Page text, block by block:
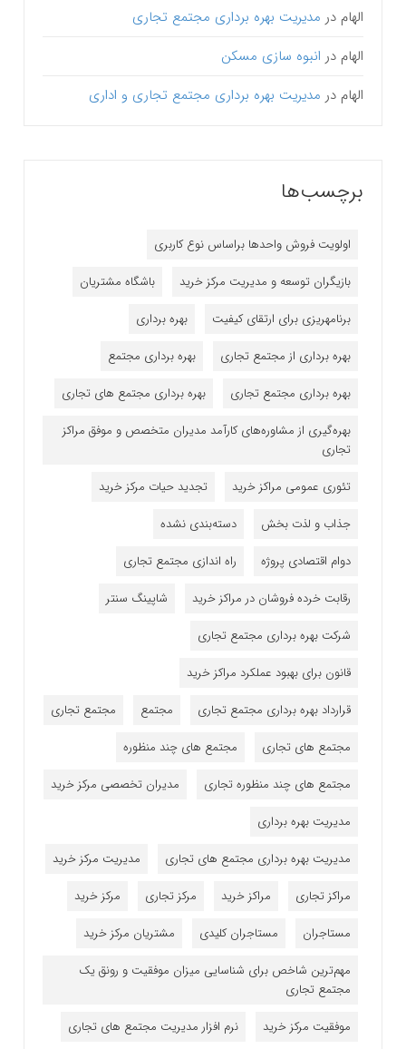
الهام در مدیریت بهره برداری مجتمع تجاری
الهام در انبوه سازی مسکن
الهام در مدیریت بهره برداری مجتمع تجاری و اداری
برچسب‌ها
اولویت فروش واحدها براساس نوع کاربری
بازیگران توسعه و مدیریت مرکز خرید
باشگاه مشتریان
برنامه‎ریزی برای ارتقای کیفیت
بهره برداری
بهره برداری از مجتمع تجاری
بهره برداری مجتمع
بهره برداری مجتمع تجاری
بهره برداری مجتمع های تجاری
بهره‌گیری از مشاوره‌های کارآمد مدیران متخصص و موفق مراکز
تجاری
تئوری عمومی مراکز خرید
تجدید حیات مرکز خرید
جذاب و لذت بخش
دسته‌بندی نشده
دوام اقتصادی پروژه
راه اندازی مجتمع تجاری
رقابت خرده فروشان در مراکز خرید
شاپینگ سنتر
شرکت بهره برداری مجتمع تجاری
قانون برای بهبود عملکرد مراکز خرید
قرارداد بهره برداری مجتمع تجاری
مجتمع
مجتمع تجاری
مجتمع های تجاری
مجتمع های چند منظوره
مجتمع های چند منظوره تجاری
مدیران تخصصی مرکز خرید
مدیریت بهره برداری
مدیریت بهره برداری مجتمع های تجاری
مدیریت مرکز خرید
مراکز تجاری
مراکز خرید مرکز تجاری
مرکز خرید
مستاجران
مستاجران کلیدی
مشتریان مرکز خرید
مهم‌ترین شاخص برای شناسایی میزان موفقیت و رونق یک
مجتمع تجاری
موفقیت مرکز خرید
نرم افزار مدیریت مجتمع های تجاری